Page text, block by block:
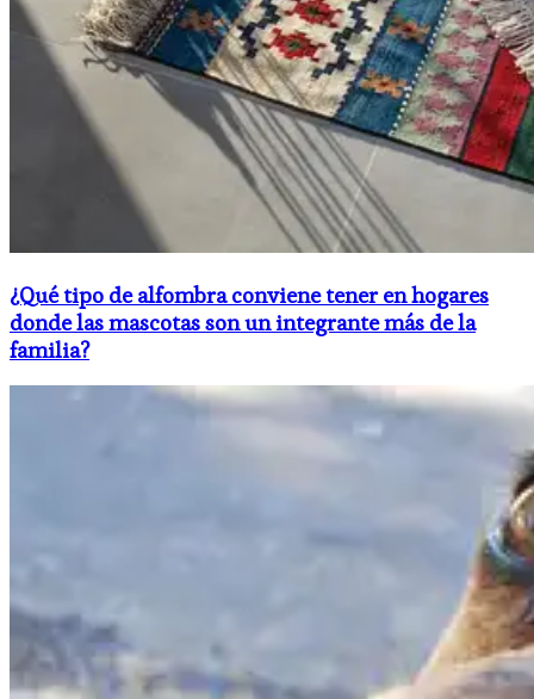
¿Qué tipo de alfombra conviene tener en hogares
donde las mascotas son un integrante más de la
familia?